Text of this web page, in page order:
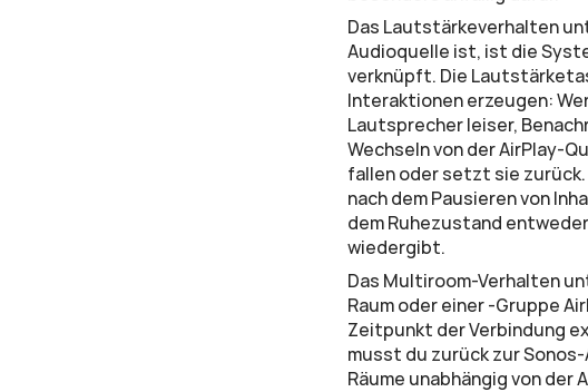
Das Lautstärkeverhalten
Audioquelle ist, ist die
verknüpft. Die
Interaktionen erzeugen:
Lautsprecher leiser,
Wechseln von der AirPlay-
fallen oder setzt sie
nach dem Pausieren von
dem Ruhezustand
wiedergibt.
Das Multiroom-Verhalten
Raum oder einer -Gruppe
Zeitpunkt der Verbindung
musst du zurück zur
Räume unabhängig von